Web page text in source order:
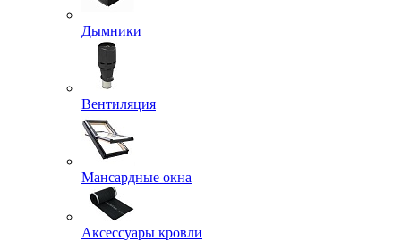
Дымники
Вентиляция
Мансардные окна
Аксессуары кровли